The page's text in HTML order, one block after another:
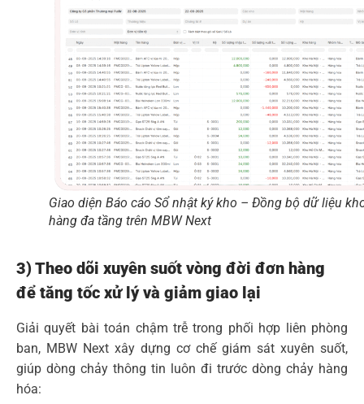
Giao diện Báo cáo Sổ nhật ký kho – Đồng bộ dữ liệu
hàng đa tầng trên MBW Next
3) Theo dõi xuyên suốt vòng đời đơn hàng
để tăng tốc xử lý và giảm giao lại
Giải quyết bài toán chậm trễ trong phối hợp liên phòng
ban, MBW Next xây dựng cơ chế giám sát xuyên suốt,
giúp dòng chảy thông tin luôn đi trước dòng chảy hàng
hóa: